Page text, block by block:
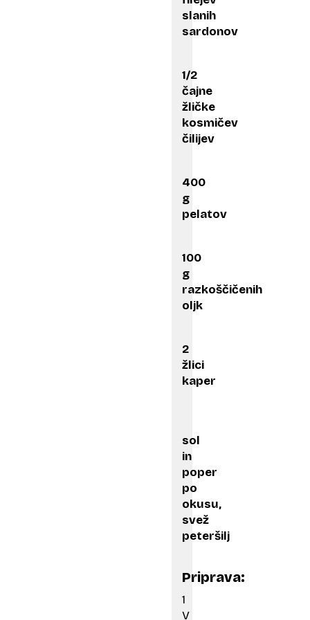
slanih
sardonov
1/2
čajne
žličke
kosmičev
čilijev
400
g
pelatov
100
g
razkoščičenih
oljk
2
žlici
kaper
sol
in
poper
po
okusu,
svež
peteršilj
Priprava:
1
V